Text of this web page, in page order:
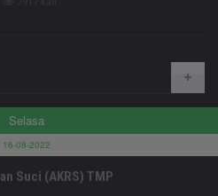
Selasa
16-08-2022
Suci (AKRS) TMP